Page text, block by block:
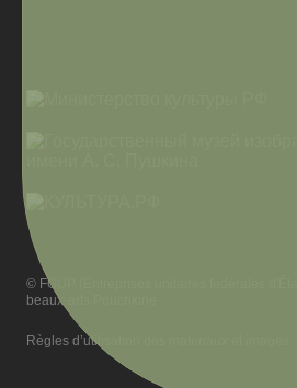
© FGUP (Entreprises unitaires fédérales
beaux-arts Pouchkine
Règles d’utilisation des matériaux et images